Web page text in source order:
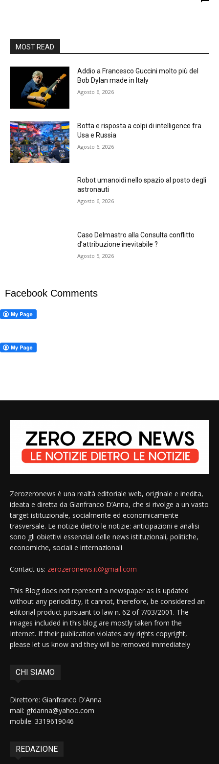
MOST READ
Addio a Francesco Guccini molto più del
Bob Dylan made in Italy
Agosto 6, 2026
Botta e risposta a colpi di intelligence fra
Usa e Russia
Agosto 6, 2026
Robot umanoidi nello spazio al posto degli
astronauti
Agosto 6, 2026
Caso Delmastro alla Consulta conflitto
d’attribuzione inevitabile ?
Agosto 5, 2026
Facebook Comments
Zerozeronews è una realtà editoriale web, originale e inedita,
ideata e diretta da Gianfranco D’Anna, che si rivolge a un vasto
target istituzionale, socialmente ed economicamente
trasversale. Le notizie dietro le notizie: anticipazioni e analisi
sono gli obiettivi essenziali delle news istituzionali, politiche,
economiche, sociali e internazionali
Contact us: zerozeronews.it@gmail.com
This Blog does not represent a newspaper as is updated
without any periodicity, it cannot, therefore, be considered an
editorial product pursuant to law n. 62 of 7/03/2001. The
images included in this blog are mostly taken from the
Internet. If their publication violates any rights copyright,
please let us know and they will be removed immediately
CHI SIAMO
Direttore: Gianfranco D'Anna
mail: gfdanna@yahoo.com
mobile: 3319619046
REDAZIONE